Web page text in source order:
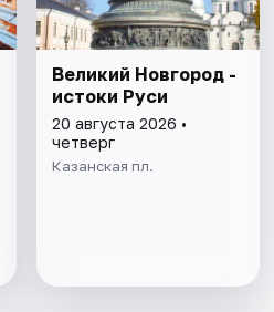
Великий Новгород -
истоки Руси
20 августа 2026 •
четверг
Казанская пл.